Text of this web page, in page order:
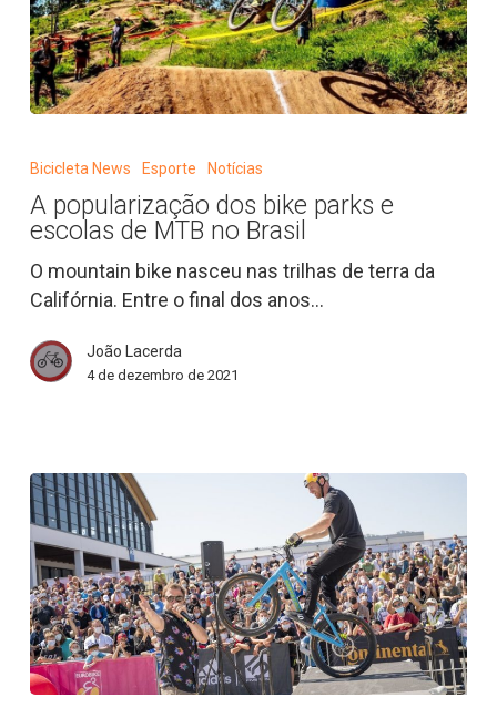
popularização
bike
parks
e
escolas
MTB
no
Bicicleta News Esporte Notícias
A popularização dos bike parks e
escolas de MTB no Brasil
O mountain bike nasceu nas trilhas de terra da
Califórnia. Entre o final dos anos…
João Lacerda
4 de dezembro de 2021